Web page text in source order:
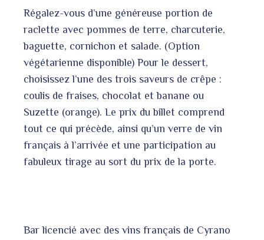
Régalez-vous d’une généreuse portion de
raclette avec pommes de terre, charcuterie,
baguette, cornichon et salade. (Option
végétarienne disponible) Pour le dessert,
choisissez l’une des trois saveurs de crêpe :
coulis de fraises, chocolat et banane ou
Suzette (orange). Le prix du billet comprend
tout ce qui précède, ainsi qu’un verre de vin
français à l’arrivée et une participation au
fabuleux tirage au sort du prix de la porte.
Bar licencié avec des vins français de Cyrano